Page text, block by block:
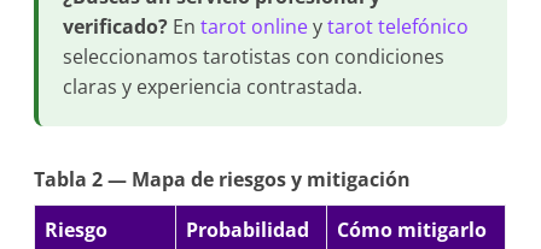
verificado? Entarot onlineytarot telefónico
seleccionamos tarotistas con condiciones
claras y experiencia contrastada.
Tabla 2 — Mapa de riesgos y mitigación
Riesgo
Probabilidad
Cómo mitigarlo